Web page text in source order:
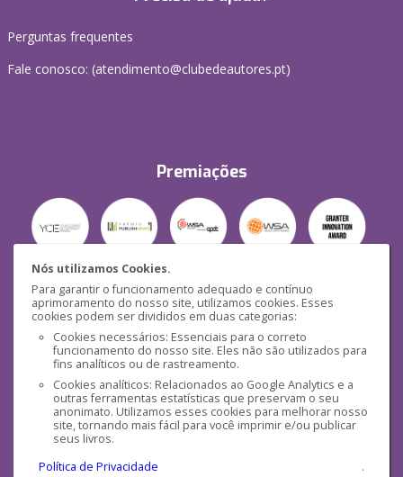
Nós utilizamos Cookies.
Para garantir o funcionamento adequado e contínuo
aprimoramento do nosso site, utilizamos cookies. Esses
cookies podem ser divididos em duas categorias:
Cookies necessários: Essenciais para o correto
funcionamento do nosso site. Eles não são utilizados para
fins analíticos ou de rastreamento.
Cookies analíticos: Relacionados ao Google Analytics e a
outras ferramentas estatísticas que preservam o seu
anonimato. Utilizamos esses cookies para melhorar nosso
site, tornando mais fácil para você imprimir e/ou publicar
seus livros.
Política de Privacidade
.
Perguntas frequentes
Fale conosco: (atendimento@clubedeautores.pt)
Premiações
Segurança
Mídias Sociais